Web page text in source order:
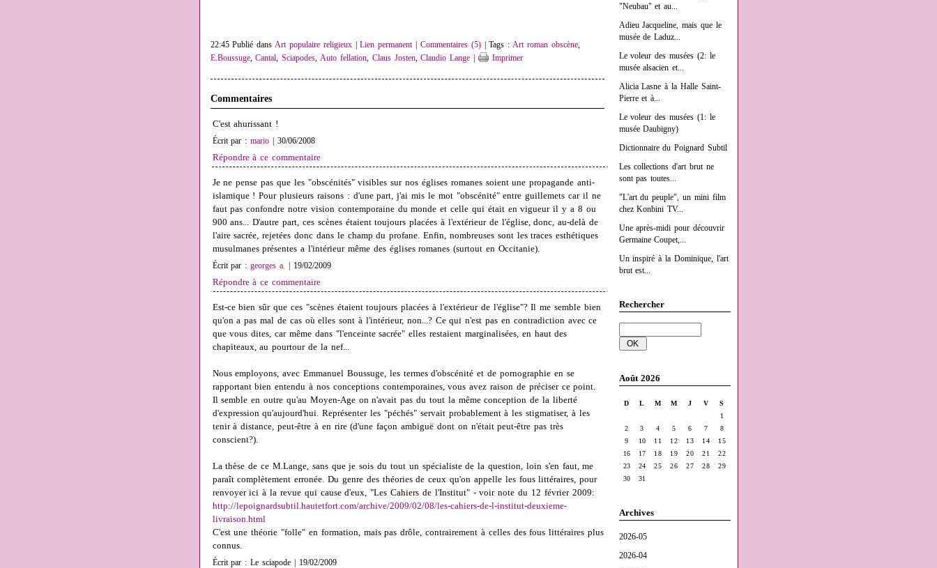
"Neubau" et au...
Adieu Jacqueline, mais que le
musée de Laduz...
Le voleur des musées (2: le
musée alsacien et...
Alicia Lasne à la Halle Saint-
Pierre et à...
Le voleur des musées (1: le
musée Daubigny)
Dictionnaire du Poignard Subtil
Les collections d'art brut ne
sont pas toutes...
"L'art du peuple", un mini film
chez Konbini TV...
Une après-midi pour découvrir
Germaine Coupet,...
Un inspiré à la Dominique, l'art
brut est...
Rechercher
Août 2026
D L M M J V
S
1
2
3 4 5 6 7
8
9
10 11 12 13 14
15
16
17 18 19 20 21
22
23
24 25 26 27 28
29
30
31
Archives
2026-05
2026-04
22:45 Publié dans Art populaire religieux|Lien permanent Commentaires (5)| Tags : Art roman obscène,
E.Boussuge,Cantal ,Sciapodes Auto fellation, Claus Josten,Claudio Lange Imprimer
Commentaires
C'est ahurissant !
Écrit par :mario | 30/06/2008
Répondre à ce commentaire
Je ne pense pas que les "obscénités" visibles sur nos églises romanes soient une propagande anti-
islamique ! Pour plusieurs raisons : d'une part, j'ai mis le mot "obscénité" entre guillemets car il ne
faut pas confondre notre vision contemporaine du monde et celle qui était en vigueur il y a 8 ou
900 ans... D'autre part, ces scènes étaient toujours placées à l'extérieur de l'église, donc, au-delà de
l'aire sacrée, rejetées donc dans le champ du profane. Enfin, nombreuses sont les traces esthétiques
musulmanes présentes a l'intérieur même des églises romanes (surtout en Occitanie).
Écrit par :georges a. | 19/02/2009
Répondre à ce commentaire
Est-ce bien sûr que ces "scènes étaient toujours placées à l'extérieur de l'église"? Il me semble bien
qu'on a pas mal de cas où elles sont à l'intérieur, non...? Ce qui n'est pas en contradiction avec ce
que vous dites, car même dans "l'enceinte sacrée" elles restaient marginalisées, en haut des
chapiteaux, au pourtour de la nef...
Nous employons, avec Emmanuel Boussuge, les termes d'obscénité et de pornographie en se
rapportant bien entendu à nos conceptions contemporaines, vous avez raison de préciser ce point.
Il semble en outre qu'au Moyen-Age on n'avait pas du tout la même conception de la liberté
d'expression qu'aujourd'hui. Représenter les "péchés" servait probablement à les stigmatiser, à les
tenir à distance, peut-être à en rire (d'une façon ambiguë dont on n'était peut-être pas très
conscient?).
La thèse de ce M.Lange, sans que je sois du tout un spécialiste de la question, loin s'en faut, me
paraît complètement erronée. Du genre des théories de ceux qu'on appelle les fous littéraires, pour
renvoyer ici à la revue qui cause d'eux, "Les Cahiers de l'Institut" - voir note du 12 février 2009:
http://lepoignardsubtil.hautetfort.com/archive/2009/02/08/les-cahiers-de-l-institut-deuxieme-
livraison.html
C'est une théorie "folle" en formation, mais pas drôle, contrairement à celles des fous littéraires plus
connus.
Écrit par : Le sciapode | 19/02/2009